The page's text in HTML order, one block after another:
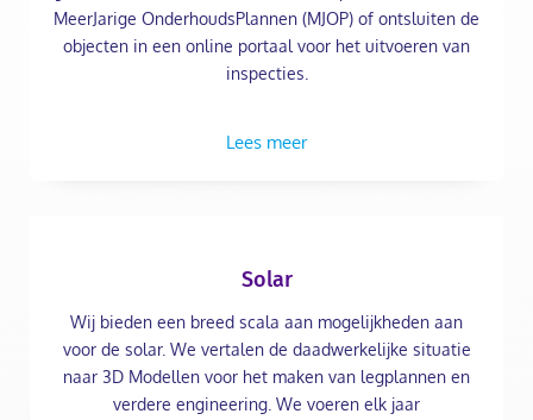
MeerJarige OnderhoudsPlannen (MJOP) of ontsluiten de
objecten in een online portaal voor het uitvoeren van
inspecties.
Lees meer
Solar
Wij bieden een breed scala aan mogelijkheden aan
voor de solar. We vertalen de daadwerkelijke situatie
naar 3D Modellen voor het maken van legplannen en
verdere engineering. We voeren elk jaar